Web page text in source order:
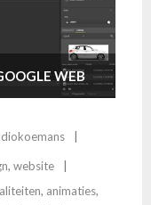
WEB
, website
, animaties,